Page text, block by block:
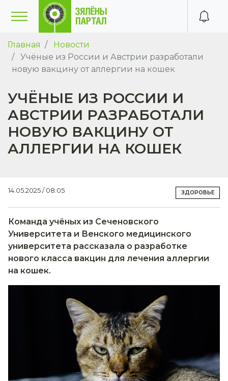
Главная
Новости
Учёные из России и Австрии разработали
новую вакцину от аллергии на кошек
УЧЁНЫЕ ИЗ РОССИИ И
АВСТРИИ РАЗРАБОТАЛИ
НОВУЮ ВАКЦИНУ ОТ
АЛЛЕРГИИ НА КОШЕК
14.05.2025 / 08:05 ЗДОРОВЬЕ
Команда учёных из Сеченовского
Университета и Венского медицинского
университета рассказала о разработке
нового класса вакцин для лечения аллергии
на кошек.